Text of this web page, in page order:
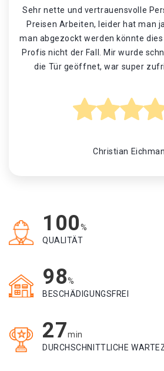
Sehr nette und vertrauensvolle
Preisen Arbeiten, leider hat man
man abgezockt werden könnte
Profis nicht der Fall. Mir wurde
die Tür geöffnet, war super
Christian
100%
QUALITÄT
98%
BESCHÄDIGUNGSFREI
27min
DURCHSCHNITTLICHE